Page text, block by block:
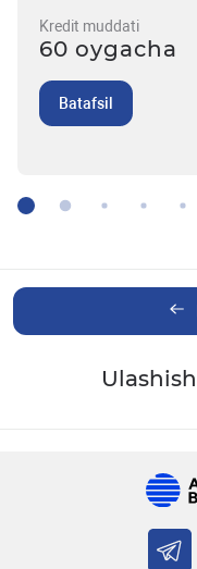
Kredit muddati
60 oygacha
Batafsil
Ulashish